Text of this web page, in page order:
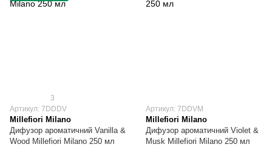
3
Артикул: 7DDDV
Millefiori Milano
Дифузор ароматичний Vanilla &
Wood Millefiori Milano 250 мл
Артикул: 7DDVM
Millefiori Milano
Дифузор ароматичний Violet &
Musk Millefiori Milano 250 мл